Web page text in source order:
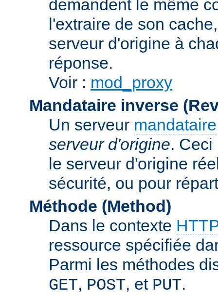
demandent le même
l'extraire de son
serveur d'origine à
réponse.
Voir : mod_proxy
Mandataire inverse
Un serveur mandataire
serveur d'origine.
le serveur d'origine
sécurité, ou pour
Méthode (Method)
Dans le contexte HTTP
ressource spécifiée
Parmi les méthodes
GET, POST, et PUT.